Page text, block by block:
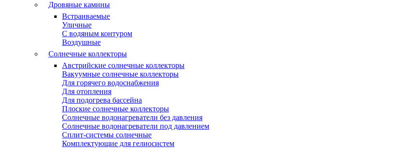
Дровяные камины
Встраиваемые
Уличные
С водяным контуром
Воздушные
Солнечные коллекторы
Австрийские солнечные коллекторы
Вакуумные солнечные коллекторы
Для горячего водоснабжения
Для отопления
Для подогрева бассейна
Плоские солнечные коллекторы
Солнечные водонагреватели без давления
Солнечные водонагреватели под давлением
Сплит-системы солнечные
Комплектующие для гелиосистем